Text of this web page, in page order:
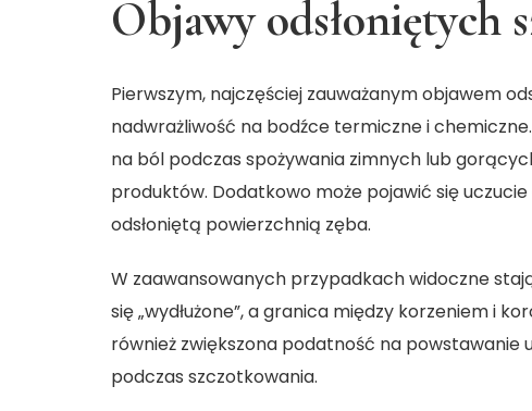
Objawy odsłoniętych
Pierwszym, najczęściej zauważanym objawem
nadwrażliwość na bodźce termiczne i
na ból podczas spożywania zimnych lub
produktów. Dodatkowo może pojawić się
odsłoniętą powierzchnią zęba.
W zaawansowanych przypadkach widoczne
się „wydłużone”, a granica między korzeniem i
również zwiększona podatność na powstawanie
podczas szczotkowania.